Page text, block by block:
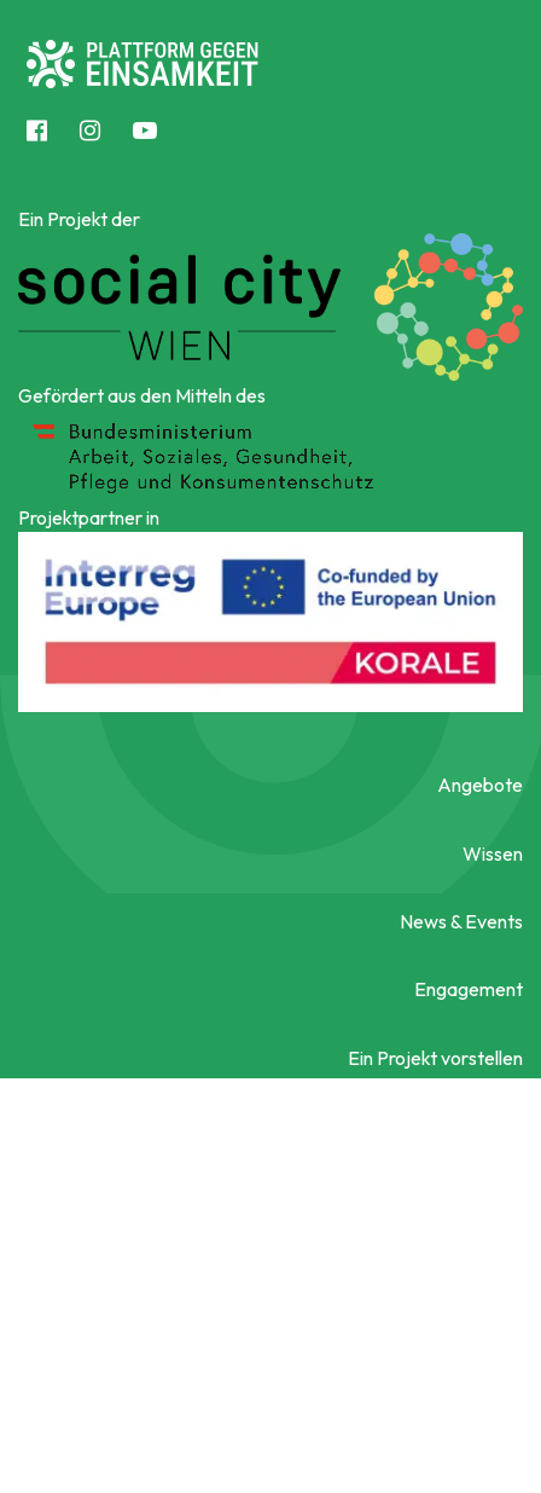
Ein Projekt der
Gefördert aus den Mitteln des
Projektpartner in
Angebote
Wissen
News & Events
Engagement
Ein Projekt vorstellen